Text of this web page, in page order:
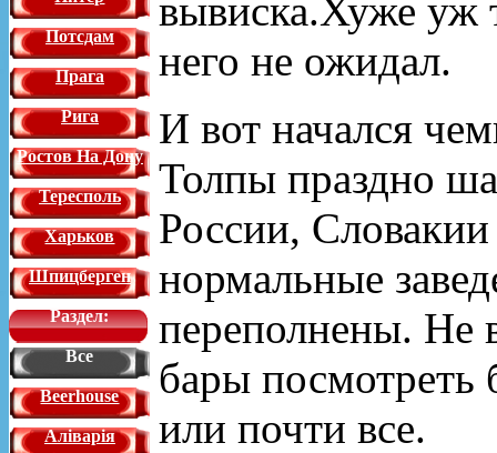
Потсдам
Прага
Рига
Ростов На Дону
Тересполь
Харьков
Шпицберген
Раздел:
Все
Beerhouse
Аліварія
вывиска.Хуже уж
него не ожидал.
И вот начался
Толпы праздно
России,
нормальные
переполнены. Не
бары посмотреть
или почти все.